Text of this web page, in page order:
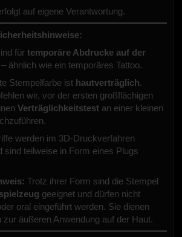
auf eigene Verantwortung.
für temporäre Abdrucke auf der
ähnlich wie ein temporäres Tattoo.
Stempelfarbe ist hautverträglich.
wir, vor der ersten großflächigen
Verträglichkeitstest an einer kleinen
werden im 3D-Druckverfahren
sind teilweise in Form eines Plugs
Trotz ihrer Form sind die Stempel
geeignet und dürfen nicht
oral eingeführt werden. Sie dienen
zur äußeren Anwendung auf der Haut.